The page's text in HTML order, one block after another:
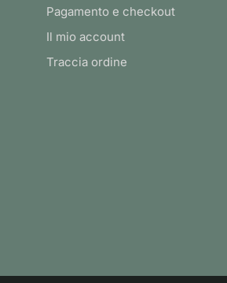
Pagamento e checkout
Il mio account
Traccia ordine